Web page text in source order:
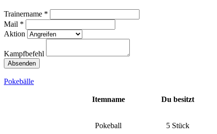
Trainername *
Mail *
Aktion
Kampfbefehl
Pokebälle
Itemname Du besitzt
Pokeball 5 Stück